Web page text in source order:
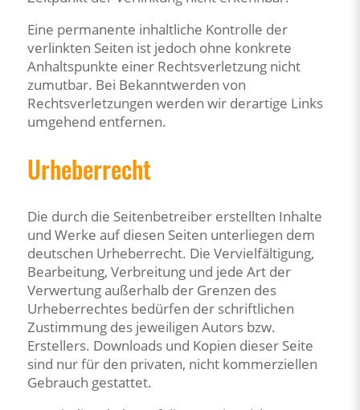
Eine permanente inhaltliche Kontrolle der
verlinkten Seiten ist jedoch ohne konkrete
Anhaltspunkte einer Rechtsverletzung nicht
zumutbar. Bei Bekanntwerden von
Rechtsverletzungen werden wir derartige Links
umgehend entfernen.
Urheberrecht
Die durch die Seitenbetreiber erstellten Inhalte
und Werke auf diesen Seiten unterliegen dem
deutschen Urheberrecht. Die Vervielfältigung,
Bearbeitung, Verbreitung und jede Art der
Verwertung außerhalb der Grenzen des
Urheberrechtes bedürfen der schriftlichen
Zustimmung des jeweiligen Autors bzw.
Erstellers. Downloads und Kopien dieser Seite
sind nur für den privaten, nicht kommerziellen
Gebrauch gestattet.